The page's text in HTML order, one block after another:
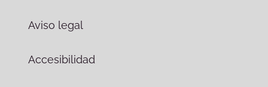
Aviso legal
Accesibilidad